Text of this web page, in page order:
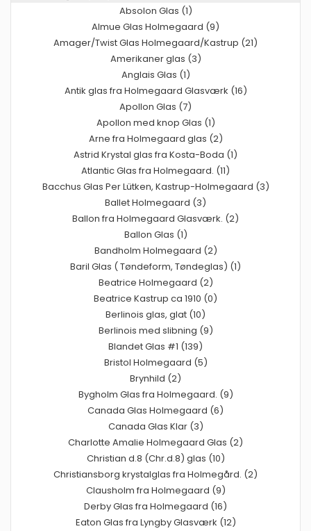
Absolon Glas (1)
Almue Glas Holmegaard (9)
Amager/Twist Glas Holmegaard/Kastrup (21)
Amerikaner glas (3)
Anglais Glas (1)
Antik glas fra Holmegaard Glasværk (16)
Apollon Glas (7)
Apollon med knop Glas (1)
Arne fra Holmegaard glas (2)
Astrid Krystal glas fra Kosta-Boda (1)
Atlantic Glas fra Holmegaard. (11)
Bacchus Glas Per Lütken, Kastrup-Holmegaard (3)
Ballet Holmegaard (3)
Ballon fra Holmegaard Glasværk. (2)
Ballon Glas (1)
Bandholm Holmegaard (2)
Baril Glas ( Tøndeform, Tøndeglas) (1)
Beatrice Holmegaard (2)
Beatrice Kastrup ca 1910 (0)
Berlinois glas, glat (10)
Berlinois med slibning (9)
Blandet Glas #1 (139)
Bristol Holmegaard (5)
Brynhild (2)
Bygholm Glas fra Holmegaard. (9)
Canada Glas Holmegaard (6)
Canada Glas Klar (3)
Charlotte Amalie Holmegaard Glas (2)
Christian d.8 (Chr.d.8) glas (10)
Christiansborg krystalglas fra Holmegård. (2)
Clausholm fra Holmegaard (9)
Derby Glas fra Holmegaard (16)
Eaton Glas fra Lyngby Glasværk (12)